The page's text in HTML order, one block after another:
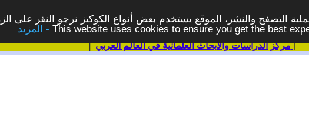
التصفح والنشر، الموقع يستخدم بعض أنواع الكوكيز نرجو النقر على
This website uses cookies to ensure you get the best
|مركز الدراسات والابحاث العلمانية في العالم العربي |